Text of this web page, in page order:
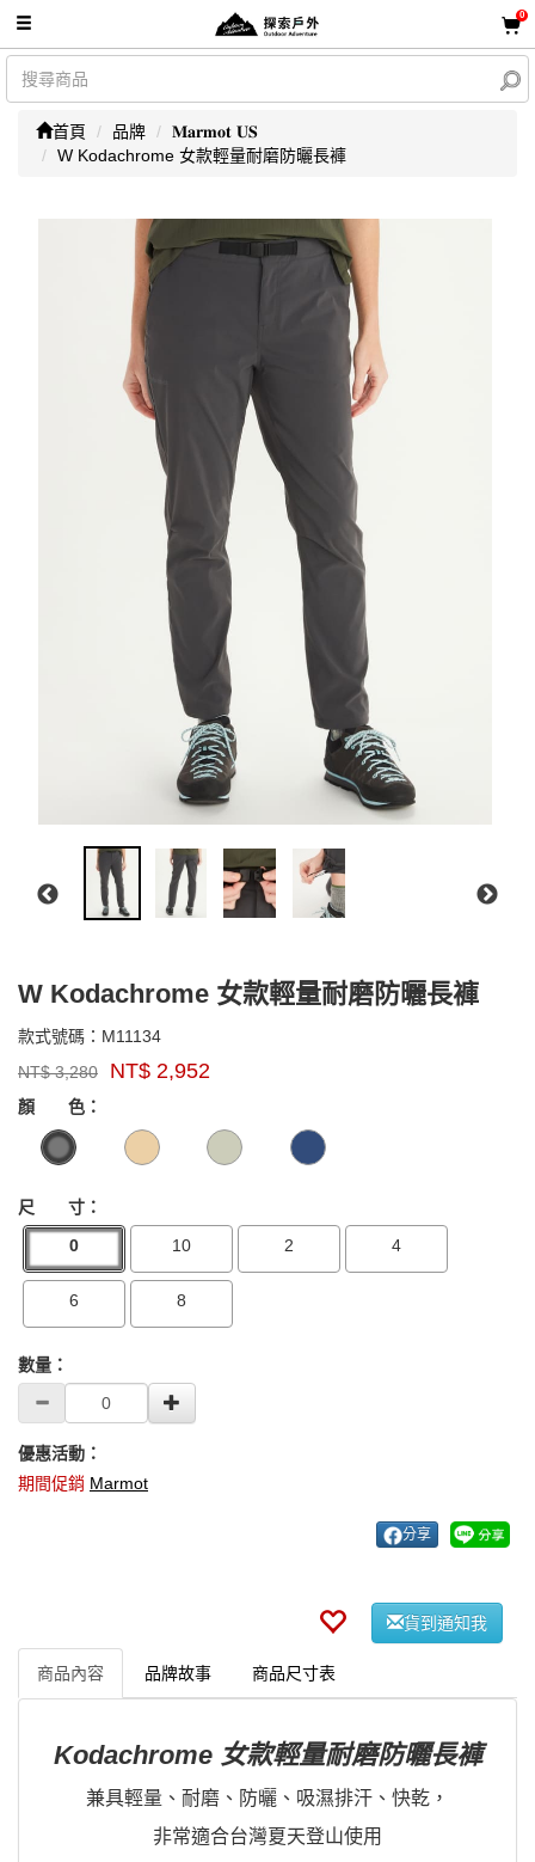
0
首頁 品牌
𝐌𝐚𝐫𝐦𝐨𝐭 𝐔𝐒
W Kodachrome 女款輕量耐磨防曬長褲
W Kodachrome 女款輕量耐磨防曬長褲
款式號碼： M11134M11134
牌：
Marmot
NT$3,280 NT$ 2,952
GOODS000000000000002456616
顏 色：
尺 寸：
0
10 2 4
6 8
數量：
優惠活動：
期間促銷 Marmot
分享
貨到通知我
商品內容 品牌故事 商品尺寸表
Kodachrome 女款輕量耐磨防曬長褲
兼具輕量、耐磨、防曬、吸濕排汗、快乾，
非常適合台灣夏天登山使用